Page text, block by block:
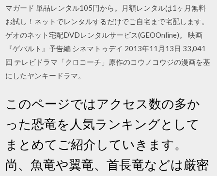
マガード 単品レンタル105円から。月額レンタルは1ヶ月無料
お試し！ネットでレンタルするだけでご自宅まで宅配します。
ゲオのネット宅配DVDレンタルサービス(GEOOnline)。 映画
『ゲバルト』予告編 シネマトゥデイ 2013年11月13日 33,041
回 テレビドラマ「クロコーチ」原作のコウノコウジの漫画を基
にしたヤンキードラマ。
このページではアクセス数の多か
った恐竜を人気ランキングとして
まとめてご紹介していきます。
尚、魚竜や翼竜、首長竜などは厳密